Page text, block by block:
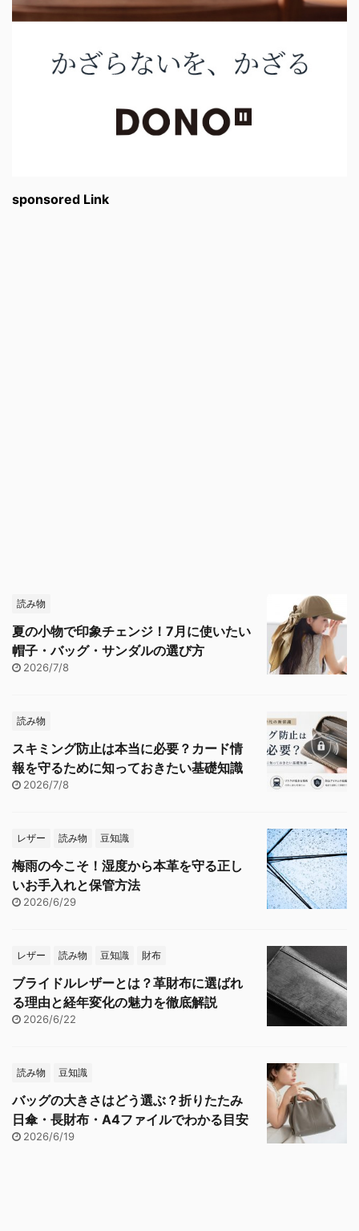
sponsored Link
読み物
夏の小物で印象チェンジ！7月に使いたい
帽子・バッグ・サンダルの選び方
2026/7/8
読み物
スキミング防止は本当に必要？カード情
報を守るために知っておきたい基礎知識
2026/7/8
レザー 読み物 豆知識
梅雨の今こそ！湿度から本革を守る正し
いお手入れと保管方法
2026/6/29
レザー 読み物 豆知識 財布
ブライドルレザーとは？革財布に選ばれ
る理由と経年変化の魅力を徹底解説
2026/6/22
読み物 豆知識
バッグの大きさはどう選ぶ？折りたたみ
日傘・長財布・A4ファイルでわかる目安
2026/6/19